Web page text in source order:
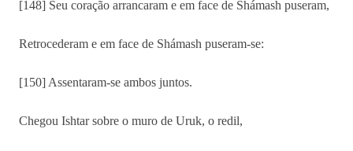
[148] Seu coração arrancaram e em face de Shámash puseram,
Retrocederam e em face de Shámash puseram-se:
[150] Assentaram-se ambos juntos.
Chegou Ishtar sobre o muro de Uruk, o redil,